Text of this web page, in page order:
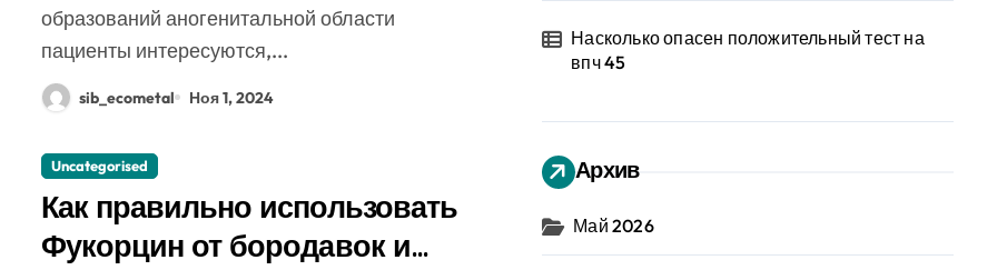
образований аногенитальной области
пациенты интересуются,...
sib_ecometal Ноя 1, 2024
Uncategorised
Как правильно использовать
Фукорцин от бородавок и
Насколько опасен положительный тест на
впч 45
Архив
Май 2026